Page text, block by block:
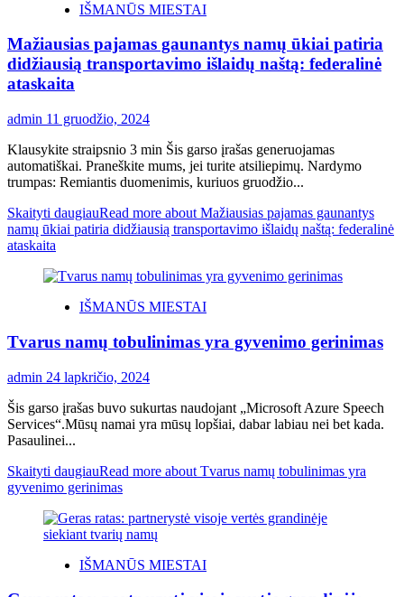
IŠMANŪS MIESTAI
Mažiausias pajamas gaunantys namų ūkiai patiria
didžiausią transportavimo išlaidų naštą: federalinė
ataskaita
admin 11 gruodžio, 2024
Klausykite straipsnio 3 min Šis garso įrašas generuojamas
automatiškai. Praneškite mums, jei turite atsiliepimų. Nardymo
trumpas: Remiantis duomenimis, kuriuos gruodžio...
Skaityti daugiauRead more about Mažiausias pajamas gaunantys
namų ūkiai patiria didžiausią transportavimo išlaidų naštą: federalinė
ataskaita
IŠMANŪS MIESTAI
Tvarus namų tobulinimas yra gyvenimo gerinimas
admin 24 lapkričio, 2024
Šis garso įrašas buvo sukurtas naudojant „Microsoft Azure Speech
Services“.Mūsų namai yra mūsų lopšiai, dabar labiau nei bet kada.
Pasaulinei...
Skaityti daugiauRead more about Tvarus namų tobulinimas yra
gyvenimo gerinimas
IŠMANŪS MIESTAI